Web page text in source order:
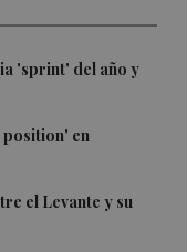
'sprint' del año y
en
el Levante y su